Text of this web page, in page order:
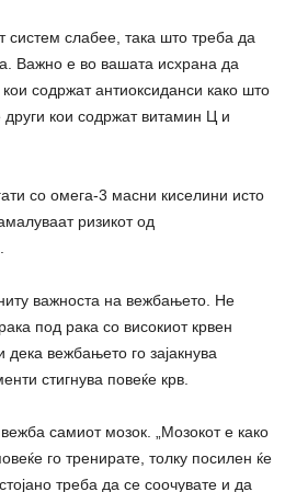
слабее, така што треба да
Важно е во вашата исхрана да
содржат антиоксиданси како што
кои содржат витамин Ц и
со омега-3 масни киселини исто
ризикот од
важноста на вежбањето. Не
под рака со високиот крвен
дека вежбањето го зајакнува
стигнува повеќе крв.
самиот мозок. „Мозокот е како
го тренирате, толку посилен ќе
треба да се соочувате и да